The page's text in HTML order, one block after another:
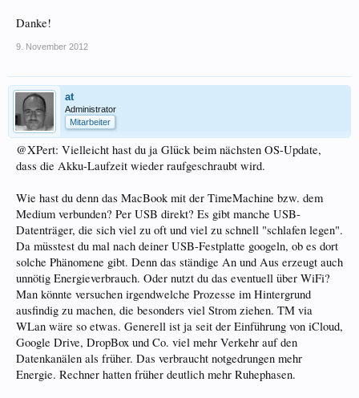
Danke!
9. November 2012
at
Administrator
Mitarbeiter
@XPert: Vielleicht hast du ja Glück beim nächsten OS-Update,
dass die Akku-Laufzeit wieder raufgeschraubt wird.
Wie hast du denn das MacBook mit der TimeMachine bzw. dem
Medium verbunden? Per USB direkt? Es gibt manche USB-
Datenträger, die sich viel zu oft und viel zu schnell "schlafen legen".
Da müsstest du mal nach deiner USB-Festplatte googeln, ob es dort
solche Phänomene gibt. Denn das ständige An und Aus erzeugt auch
unnötig Energieverbrauch. Oder nutzt du das eventuell über WiFi?
Man könnte versuchen irgendwelche Prozesse im Hintergrund
ausfindig zu machen, die besonders viel Strom ziehen. TM via
WLan wäre so etwas. Generell ist ja seit der Einführung von iCloud,
Google Drive, DropBox und Co. viel mehr Verkehr auf den
Datenkanälen als früher. Das verbraucht notgedrungen mehr
Energie. Rechner hatten früher deutlich mehr Ruhephasen.